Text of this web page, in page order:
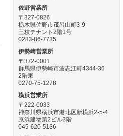
佐野営業所
〒327-0826
栃木県佐野市茂呂山町3-9
三枝テナント2階1号
0283-86-7735
伊勢崎営業所
〒372-0001
群馬県伊勢崎市波志江町4344-36
2階東
0270-75-1278
横浜営業所
〒222-0033
神奈川県横浜市港北区新横浜2-5-4
京浜建物第2ビル3階
045-620-5136